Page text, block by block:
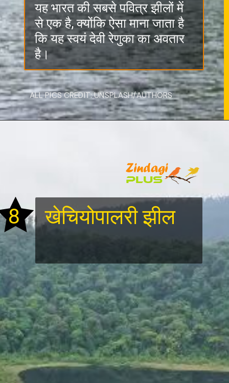
यह भारत की सबसे पवित्र झीलों में
से एक है, क्योंकि ऐसा माना जाता है
कि यह स्वयं देवी रेणुका का अवतार
है।
ALL PICS CREDIT: UNSPLASH/AUTHORS
8 खेचियोपालरी झील